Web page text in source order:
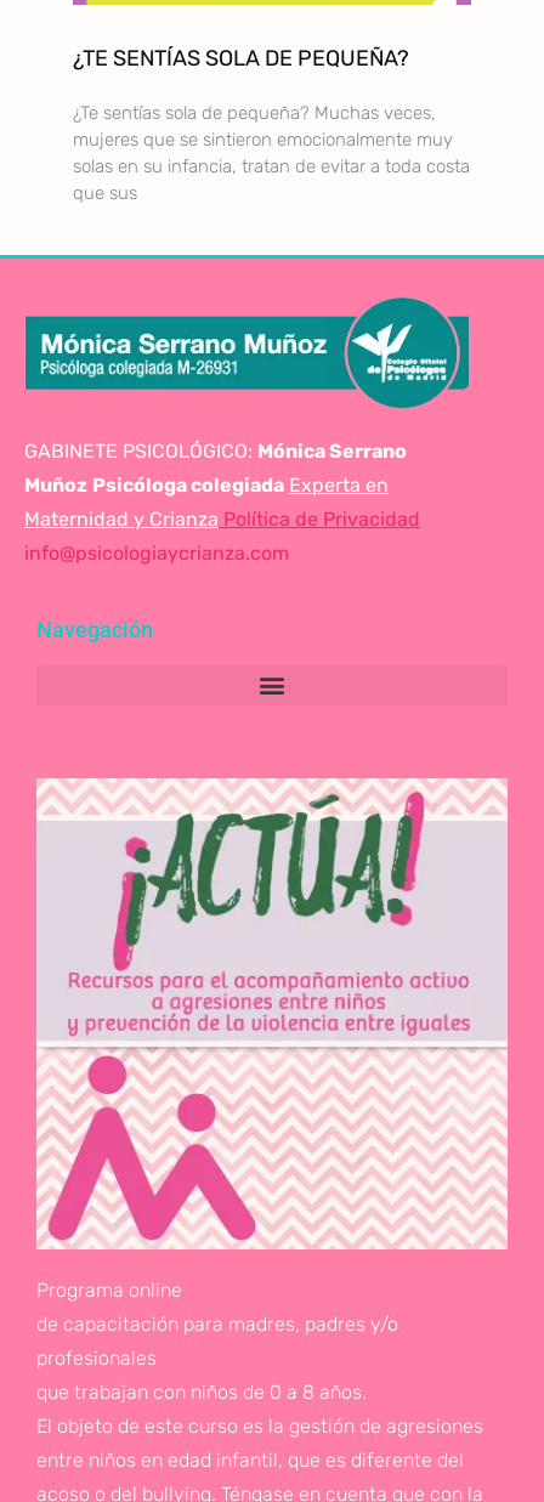
¿TE SENTÍAS SOLA DE PEQUEÑA?
¿Te sentías sola de pequeña? Muchas veces,
mujeres que se sintieron emocionalmente muy
solas en su infancia, tratan de evitar a toda costa
que sus
GABINETE PSICOLÓGICO: Mónica Serrano
Muñoz Psicóloga colegiada Experta en
Maternidad y Crianza Política de Privacidad
info@psicologiaycrianza.com
Navegación
Programa online
de capacitación para madres, padres y/o
profesionales
que trabajan con niños de 0 a 8 años.
El objeto de este curso es la gestión de agresiones
entre niños en edad infantil, que es diferente del
acoso o del bullying. Téngase en cuenta que con la